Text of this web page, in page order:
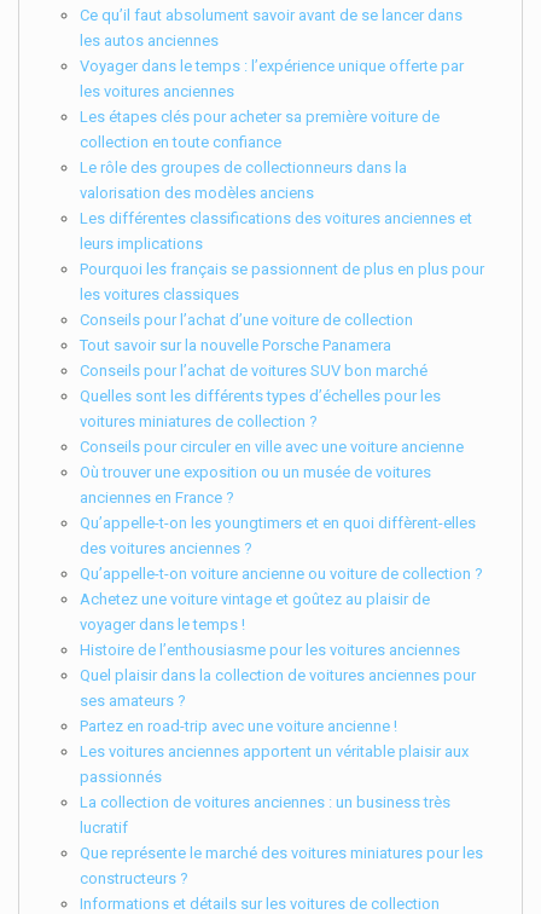
Ce qu’il faut absolument savoir avant de se lancer dans
les autos anciennes
Voyager dans le temps : l’expérience unique offerte par
les voitures anciennes
Les étapes clés pour acheter sa première voiture de
collection en toute confiance
Le rôle des groupes de collectionneurs dans la
valorisation des modèles anciens
Les différentes classifications des voitures anciennes et
leurs implications
Pourquoi les français se passionnent de plus en plus pour
les voitures classiques
Conseils pour l’achat d’une voiture de collection
Tout savoir sur la nouvelle Porsche Panamera
Conseils pour l’achat de voitures SUV bon marché
Quelles sont les différents types d’échelles pour les
voitures miniatures de collection ?
Conseils pour circuler en ville avec une voiture ancienne
Où trouver une exposition ou un musée de voitures
anciennes en France ?
Qu’appelle-t-on les youngtimers et en quoi diffèrent-elles
des voitures anciennes ?
Qu’appelle-t-on voiture ancienne ou voiture de collection ?
Achetez une voiture vintage et goûtez au plaisir de
voyager dans le temps !
Histoire de l’enthousiasme pour les voitures anciennes
Quel plaisir dans la collection de voitures anciennes pour
ses amateurs ?
Partez en road-trip avec une voiture ancienne !
Les voitures anciennes apportent un véritable plaisir aux
passionnés
La collection de voitures anciennes : un business très
lucratif
Que représente le marché des voitures miniatures pour les
constructeurs ?
Informations et détails sur les voitures de collection